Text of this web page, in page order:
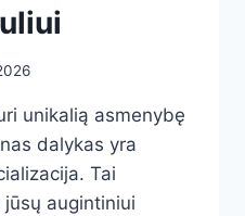
unikalią asmenybę
dalykas yra
Tai
augintiniui